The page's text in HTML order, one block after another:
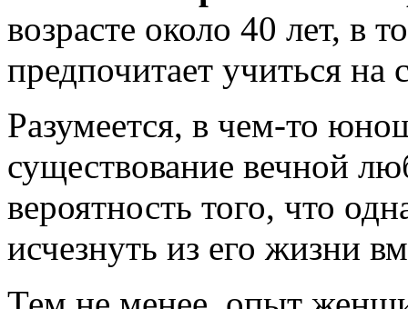
возрасте около 40 лет, в
предпочитает учиться на
Разумеется, в чем-то
существование вечной
вероятность того, что
исчезнуть из его жизни